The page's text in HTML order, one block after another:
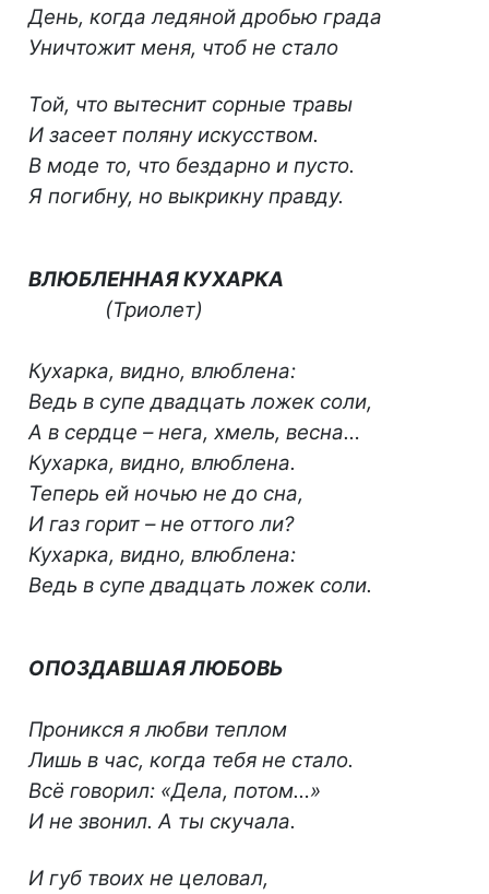
День, когда ледяной дробью града
Уничтожит меня, чтоб не стало
Той, что вытеснит сорные травы
И засеет поляну искусством.
В моде то, что бездарно и пусто.
Я погибну, но выкрикну правду.
ВЛЮБЛЕННАЯ КУХАРКА
(Триолет)
Кухарка, видно, влюблена:
Ведь в супе двадцать ложек соли,
А в сердце – нега, хмель, весна…
Кухарка, видно, влюблена.
Теперь ей ночью не до сна,
И газ горит – не оттого ли?
Кухарка, видно, влюблена:
Ведь в супе двадцать ложек соли.
ОПОЗДАВШАЯ ЛЮБОВЬ
Проникся я любви теплом
Лишь в час, когда тебя не стало.
Всё говорил: «Дела, потом…»
И не звонил. А ты скучала.
И губ твоих не целовал,